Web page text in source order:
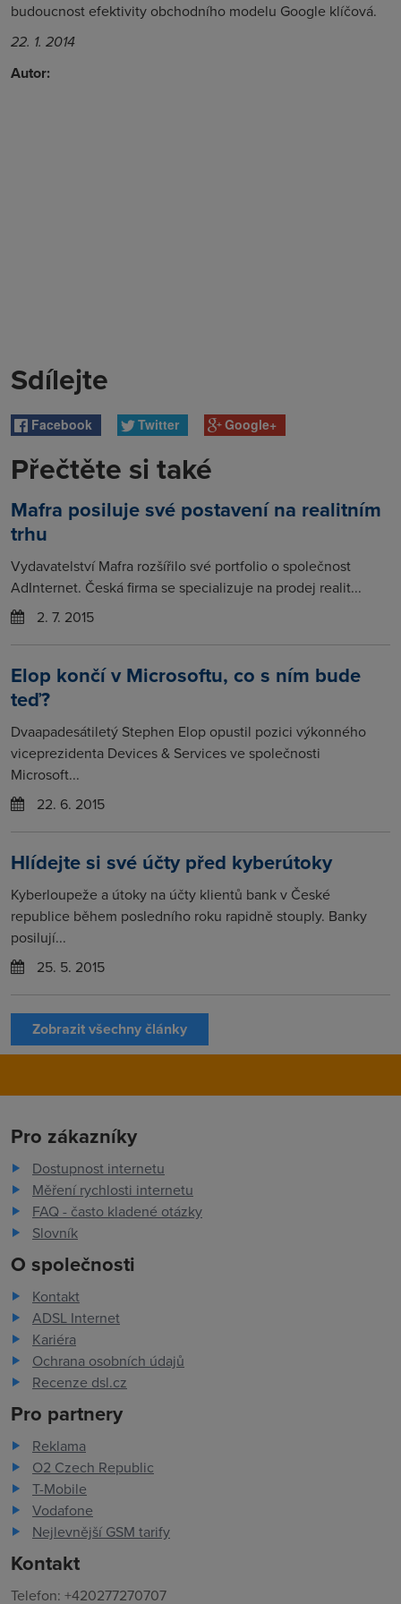
budoucnost efektivity obchodního modelu Google klíčová.
22. 1. 2014
Autor:
Sdílejte
Facebook Twitter Google+
Přečtěte si také
Mafra posiluje své postavení na realitním
trhu
Vydavatelství Mafra rozšířilo své portfolio o společnost
AdInternet. Česká firma se specializuje na prodej realit...
2. 7. 2015
Elop končí v Microsoftu, co s ním bude
teď?
Dvaapadesátiletý Stephen Elop opustil pozici výkonného
viceprezidenta Devices & Services ve společnosti
Microsoft...
22. 6. 2015
Hlídejte si své účty před kyberútoky
Kyberloupeže a útoky na účty klientů bank v České
republice během posledního roku rapidně stouply. Banky
posilují...
25. 5. 2015
Zobrazit všechny články
Pro zákazníky
Dostupnost internetu
Měření rychlosti internetu
FAQ - často kladené otázky
Slovník
O společnosti
Kontakt
ADSL Internet
Kariéra
Ochrana osobních údajů
Recenze dsl.cz
Pro partnery
Reklama
O2 Czech Republic
T-Mobile
Vodafone
Nejlevnější GSM tarify
Kontakt
Telefon: +420277270707